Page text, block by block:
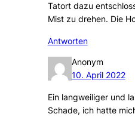
Tatort dazu
Mist zu drehen. Die
Antworten
Anonym
10. April 2022
Ein langweiliger und
Schade, ich hatte